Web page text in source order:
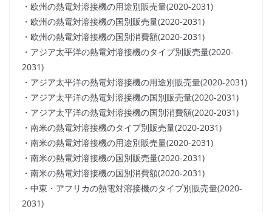
・欧州の熱電対溶接機の用途別販売量(2020-2031)
・欧州の熱電対溶接機の国別販売量(2020-2031)
・欧州の熱電対溶接機の国別消費額(2020-2031)
・アジア太平洋の熱電対溶接機のタイプ別販売量(2020-
2031)
・アジア太平洋の熱電対溶接機の用途別販売量(2020-2031)
・アジア太平洋の熱電対溶接機の国別販売量(2020-2031)
・アジア太平洋の熱電対溶接機の国別消費額(2020-2031)
・南米の熱電対溶接機のタイプ別販売量(2020-2031)
・南米の熱電対溶接機の用途別販売量(2020-2031)
・南米の熱電対溶接機の国別販売量(2020-2031)
・南米の熱電対溶接機の国別消費額(2020-2031)
・中東・アフリカの熱電対溶接機のタイプ別販売量(2020-
2031)